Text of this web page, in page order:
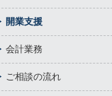
開業支援
会計業務
ご相談の流れ